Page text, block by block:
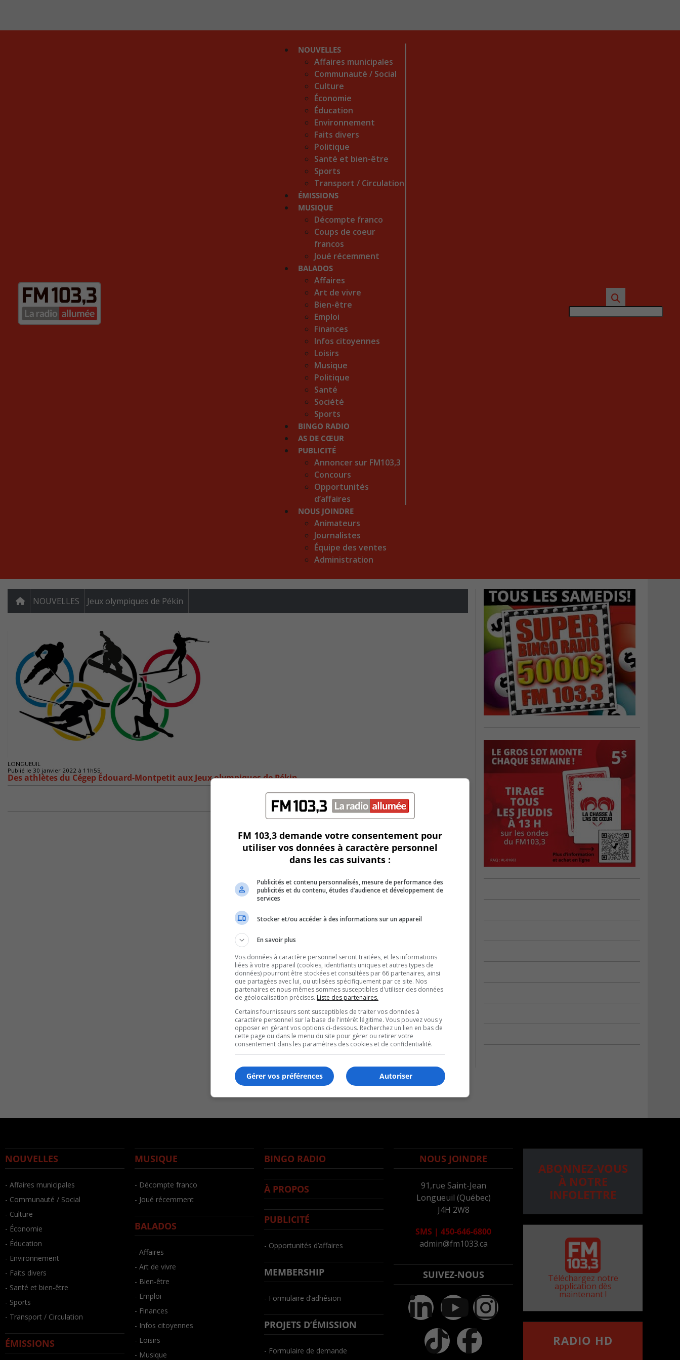
NOUVELLES
Affaires municipales
Communauté / Social
Culture
Économie
Éducation
Environnement
Faits divers
Politique
Santé et bien-être
Sports
Transport / Circulation
ÉMISSIONS
MUSIQUE
Décompte franco
Coups de coeur
francos
Joué récemment
BALADOS
Affaires
Art de vivre
Bien-être
Emploi
Finances
Infos citoyennes
Loisirs
Musique
Politique
Santé
Société
Sports
BINGO RADIO
AS DE CŒUR
PUBLICITÉ
Annoncer sur FM103,3
Concours
Opportunités
d’affaires
NOUS JOINDRE
Animateurs
Journalistes
Équipe des ventes
Administration
NOUVELLES Jeux olympiques de Pékin
LONGUEUIL
Publié le 30 janvier 2022 à 11h55
Des athlètes du Cégep Édouard-Montpetit aux Jeux olympiques de Pékin
NOUVELLES
- Affaires municipales
- Communauté / Social
- Culture
- Économie
- Éducation
- Environnement
- Faits divers
- Santé et bien-être
- Sports
- Transport / Circulation
ÉMISSIONS
MUSIQUE
- Décompte franco
- Joué récemment
BALADOS
- Affaires
- Art de vivre
- Bien-être
- Emploi
- Finances
- Infos citoyennes
- Loisirs
- Musique
BINGO RADIO
À PROPOS
PUBLICITÉ
- Opportunités d’affaires
MEMBERSHIP
- Formulaire d’adhésion
PROJETS D’ÉMISSION
- Formulaire de demande
NOUS JOINDRE
91,rue Saint-Jean
Longueuil (Québec)
J4H 2W8
SMS | 450-646-6800
admin@fm1033.ca
SUIVEZ-NOUS
ABONNEZ-VOUS
À NOTRE
INFOLETTRE
Téléchargez notre
application dès
maintenant !
RADIO HD
FM 103,3 demande votre consentement pour
utiliser vos données à caractère personnel
dans les cas suivants :
Publicités et contenu personnalisés, mesure de performance des
publicités et du contenu, études d’audience et développement de
services
Stocker et/ou accéder à des informations sur un appareil
En savoir plus
Vos données à caractère personnel seront traitées, et les informations
liées à votre appareil (cookies, identifiants uniques et autres types de
données) pourront être stockées et consultées par 66 partenaires, ainsi
que partagées avec lui, ou utilisées spécifiquement par ce site. Nos
partenaires et nous-mêmes sommes susceptibles d'utiliser des données
de géolocalisation précises. Liste des partenaires.
Certains fournisseurs sont susceptibles de traiter vos données à
caractère personnel sur la base de l'intérêt légitime. Vous pouvez vous y
opposer en gérant vos options ci-dessous. Recherchez un lien en bas de
cette page ou dans le menu du site pour gérer ou retirer votre
consentement dans les paramètres des cookies et de confidentialité.
Autoriser
Gérer vos préférences